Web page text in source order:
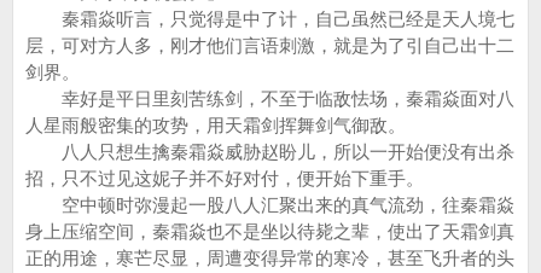
秦霜焱听言，只觉得是中了计，自己虽然已经是天人境七
层，可对方人多，刚才他们言语刺激，就是为了引自己出十二
剑界。
幸好是平日里刻苦练剑，不至于临敌怯场，秦霜焱面对八
人星雨般密集的攻势，用天霜剑挥舞剑气御敌。
八人只想生擒秦霜焱威胁赵盼儿，所以一开始便没有出杀
招，只不过见这妮子并不好对付，便开始下重手。
空中顿时弥漫起一股八人汇聚出来的真气流劲，往秦霜焱
身上压缩空间，秦霜焱也不是坐以待毙之辈，使出了天霜剑真
正的用途，寒芒尽显，周遭变得异常的寒冷，甚至飞升者的头